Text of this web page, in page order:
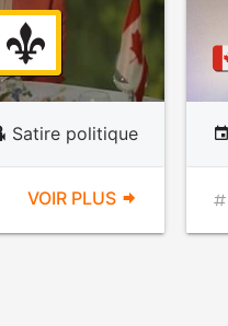
Satire politique
VOIR PLUS